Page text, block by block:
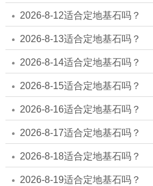
2026-8-12适合定地基石吗？
2026-8-13适合定地基石吗？
2026-8-14适合定地基石吗？
2026-8-15适合定地基石吗？
2026-8-16适合定地基石吗？
2026-8-17适合定地基石吗？
2026-8-18适合定地基石吗？
2026-8-19适合定地基石吗？